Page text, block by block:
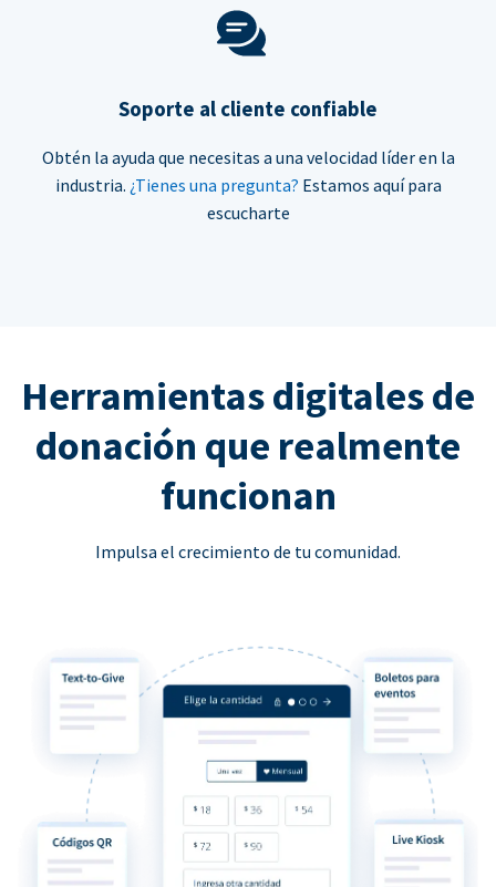
Soporte al cliente confiable
Obtén la ayuda que necesitas a una velocidad líder en la
industria. ¿Tienes una pregunta? Estamos aquí para
escucharte
Herramientas digitales de
donación que realmente
funcionan
Impulsa el crecimiento de tu comunidad.